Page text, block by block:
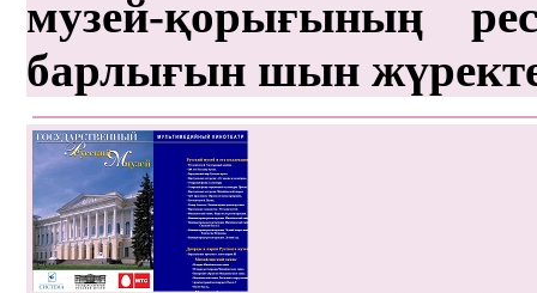
музей-қорығының
барлығын шын